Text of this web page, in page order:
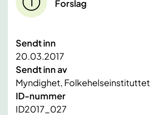
Forslag
Sendt inn
20.03.2017
Sendt inn av
Myndighet, Folkehelseinstituttet
ID-nummer
ID2017_027